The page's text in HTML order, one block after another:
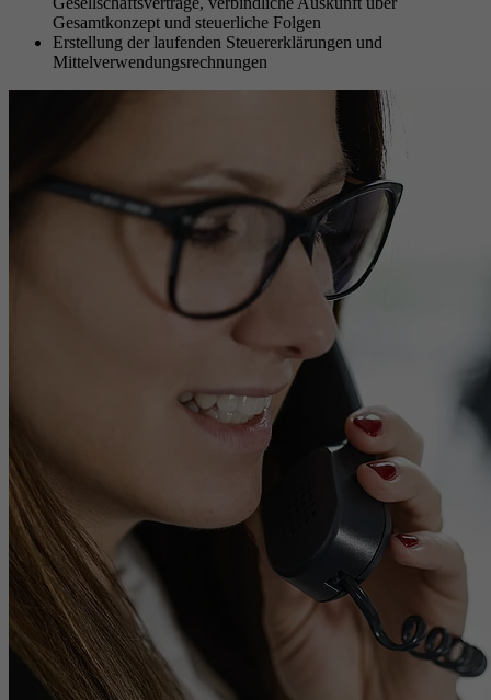
Gesamtkonzept und steuerliche Folgen
Erstellung der laufenden Steuererklärungen und
Mittelverwendungsrechnungen